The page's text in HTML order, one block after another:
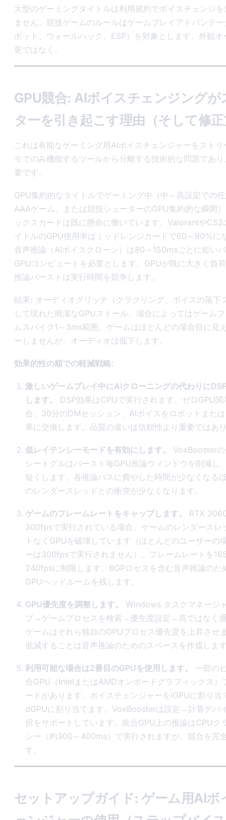
大型のゲーミングタイトルは利用規約でボイスチェンジ
ません。競技ゲームのルールはゲームプレイアドバンテ
ボット、ウォールハック、ESP）を対象とします。外観オ
更ではなく。
GPU競合: AIボイスチェンジングが
ターを引き起こす理由（そして修
これは有能なゲーミング用AIボイスチェンジャーをスト
モでのみ機能するツールから分離する技術的な問題であ
要です。
GPU集約的なタイトルでゲーミング中（中～高設定での
AAAゲーム、または競技シューターのGPU集約的な瞬間
ックスカードは既に懸命に働いています。ValorantやCS2
イトルのGPU使用率はミッドレンジカードで60～90%に
音声推論（AIボイスクローン）は80～150msごとに短い
GPUコンピュートを必要とします。GPUが既に大きく負
推論バーストは実行時間を競争します。
結果: オーディオグリッチ（クラクリング、ボイスの落下
して現れた簡潔なGPUストール、場合によってはゲーム
ムスパイク1～3ms範囲。ゲームはほとんどの場合目に見
ーしませんが、オーディオは低下します。
効果的性の順での軽減戦略:
激しいゲームプレイ中にAIクローニングの代わりに
します。
DSP効果はCPUで実行されます。ゼロGPU
合。30分のDMセッション、AIボイスをロボットまた
果に交換します。品質の違いは信頼性より重要ではあ
低レイテンシーモードを有効にします。
VoxBooster
シートグルはバースト毎GPU推論ウィンドウを削減し
短くします。各推論パスに費やした時間が少なくなる
のレンダースレッドとの衝突が少なくなります。
ゲームのフレームレートをキャップします。
RTX
300fpsで実行されている場合、ゲームのレンダースレ
トなくGPUを破壊しています（ほとんどのユーザーの
ーは300fpsで実行されません）。フレームレートを
240fpsに制限します。BGPロセスを含む音声推論のた
GPUヘッドルームを残します。
GPU優先度を調整します。
Windows タスクマネージ
ブ→ゲームプロセスを検索→優先度設定→高ではなく
ゲームはそれら独自のGPUプロセス優先度を上昇させ
低減することは音声推論のためのスペースを作成しま
利用可能な場合は2番目のGPUを使用します。
一部の
合GPU（IntelまたはAMDオンボードグラフィックス）
ードがあります。ボイスチェンジャーをiGPUに割り当
dGPUに割り当てます。VoxBoosterは設定→計算デバ
択をサポートしています。統合GPU上の推論はCPUク
シー（約300～400ms）で実行されますが、競合を完
す。
セットアップガイド: ゲーム用AIボ